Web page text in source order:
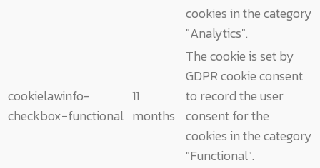
cookies in the category
"Analytics".
cookielawinfo-
checkbox-functional
11
months
The cookie is set by
GDPR cookie consent
to record the user
consent for the
cookies in the category
"Functional".